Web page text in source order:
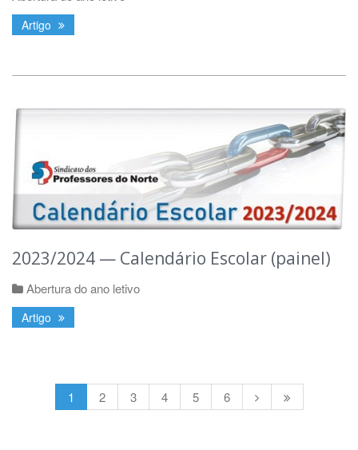
Artigo
2023/2024 — Calendário Escolar (painel)
Abertura do ano letivo
Artigo
1 2 3 4 5 6